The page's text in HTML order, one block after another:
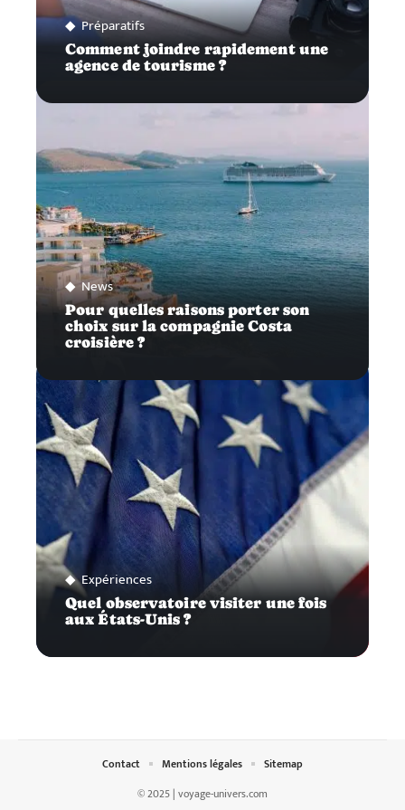
Préparatifs
Comment joindre rapidement une
agence de tourisme ?
News
Pour quelles raisons porter son
choix sur la compagnie Costa
croisière ?
Expériences
Quel observatoire visiter une fois
aux États-Unis ?
© 2025 | voyage-univers.com
Contact Mentions légales Sitemap